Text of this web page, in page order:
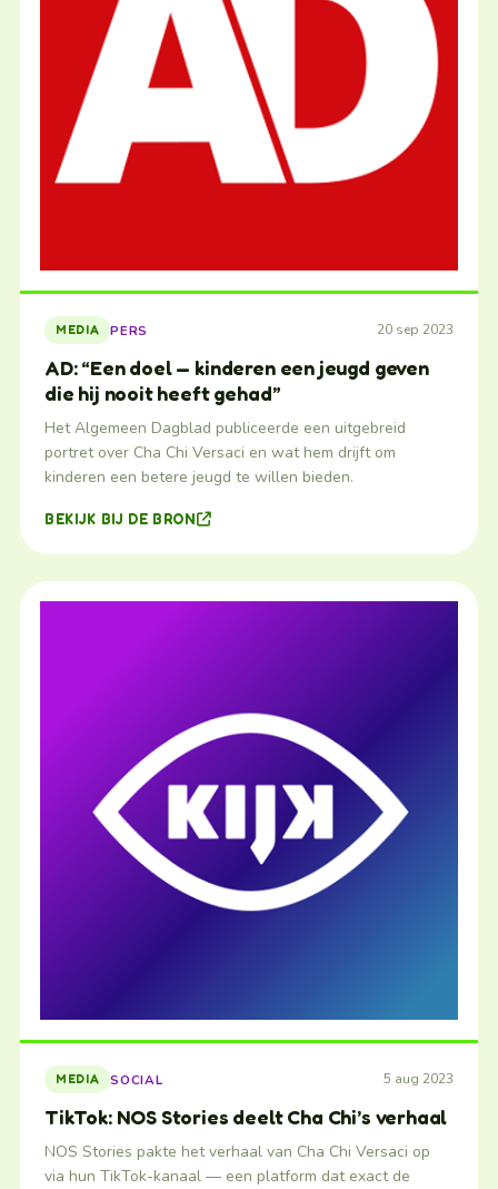
MEDIA PERS 20 sep 2023
AD: “Een doel — kinderen een jeugd geven
die hij nooit heeft gehad”
Het Algemeen Dagblad publiceerde een uitgebreid
portret over Cha Chi Versaci en wat hem drijft om
kinderen een betere jeugd te willen bieden.
BEKIJK BIJ DE BRON
MEDIA SOCIAL 5 aug 2023
TikTok: NOS Stories deelt Cha Chi’s verhaal
NOS Stories pakte het verhaal van Cha Chi Versaci op
via hun TikTok-kanaal — een platform dat exact de